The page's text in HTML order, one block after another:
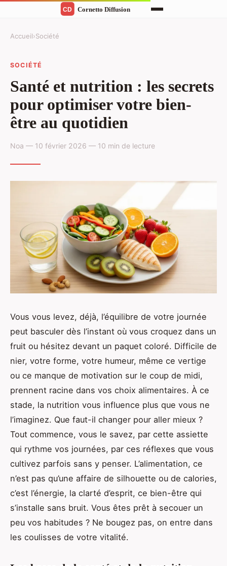
Accueil›Société
SOCIÉTÉ
Santé et nutrition : les secrets
pour optimiser votre bien-
être au quotidien
Noa — 10 février 2026 — 10 min de lecture
Vous vous levez, déjà, l’équilibre de votre journée
peut basculer dès l’instant où vous croquez dans un
fruit ou hésitez devant un paquet coloré. Difficile de
nier, votre forme, votre humeur, même ce vertige
ou ce manque de motivation sur le coup de midi,
prennent racine dans vos choix alimentaires. À ce
stade, la nutrition vous influence plus que vous ne
l’imaginez. Que faut-il changer pour aller mieux ?
Tout commence, vous le savez, par cette assiette
qui rythme vos journées, par ces réflexes que vous
cultivez parfois sans y penser. L’alimentation, ce
n’est pas qu’une affaire de silhouette ou de calories,
c’est l’énergie, la clarté d’esprit, ce bien-être qui
s’installe sans bruit. Vous êtes prêt à secouer un
peu vos habitudes ? Ne bougez pas, on entre dans
les coulisses de votre vitalité.